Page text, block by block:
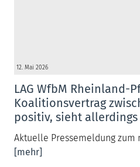
12. Mai 2026
LAG WfbM Rheinland-
Koalitionsvertrag
positiv, sieht
Aktuelle Pressemeldung zum
[mehr]